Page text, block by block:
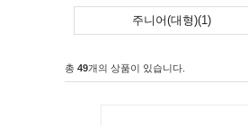
주니어(대형)(1)
총 49개의 상품이 있습니다.